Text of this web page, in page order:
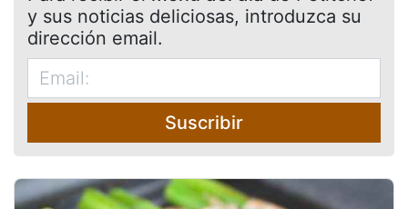
y sus noticias deliciosas, introduzca su
dirección email.
Suscribir